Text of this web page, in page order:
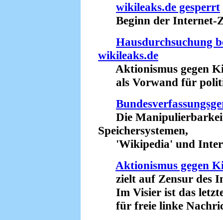
wikileaks.de gesperrt
Beginn der Internet-
Hausdurchsuchung
wikileaks.de
Aktionismus gegen
als Vorwand für
Die Manipulierbarkeit
Speichersystemen,
'Wikipedia' und
Aktionismus gegen
zielt auf Zensur des
Im Visier ist das
für freie linke